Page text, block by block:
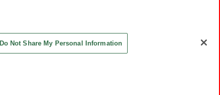
Do Not Share My Personal Information